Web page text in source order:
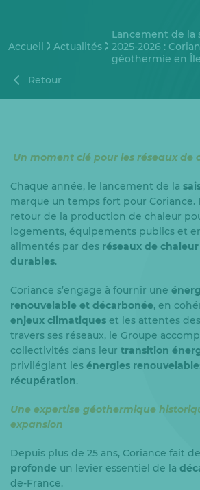
Accueil Actualités
Lancement de la
2025-2026 :
géothermie en
Retour
Un moment clé pour les réseaux de
Chaque année, le lancement de la
marque un temps fort pour Coriance.
retour de la production de chaleur
logements, équipements publics et
alimentés par des réseaux de
durables.
Coriance s’engage à fournir une
renouvelable et décarbonée, en
enjeux climatiques et les attentes
travers ses réseaux, le Groupe
collectivités dans leur transition
privilégiant les énergies
récupération.
Une expertise géothermique
expansion
Depuis plus de 25 ans, Coriance fait
profonde un levier essentiel de la
de-France.